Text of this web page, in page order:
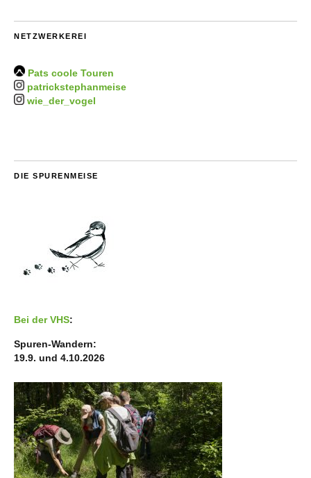
NETZWERKEREI
Pats coole Touren
patrickstephanmeise
wie_der_vogel
DIE SPURENMEISE
Bei der VHS:
Spuren-Wandern:
19.9. und 4.10.2026